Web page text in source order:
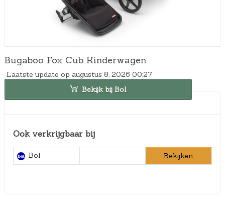
Bugaboo Fox Cub Kinderwagen
Laatste update op augustus 8, 2026 00:27
Bekijk bij Bol
Ook verkrijgbaar bij
Bol Bekijken